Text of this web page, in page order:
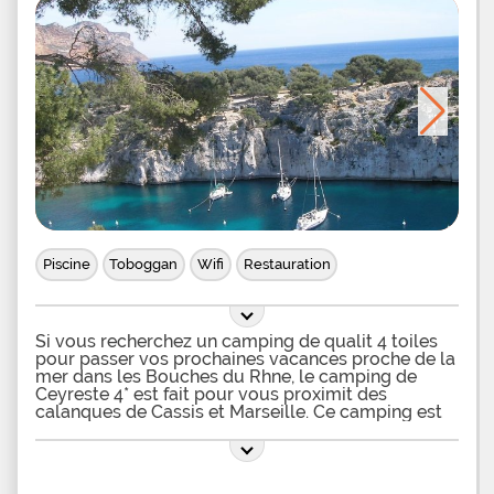
services de la commune vous attendent à
proximité immédiate. Ne manquez pas le typique
marché des mardi et dimanche matin ou le marché
nocturne quotidien estival! Bon à savoir : Arrêt de
bus à destination des belles villes provençales
avoisinantes comme Cassis ou Marseille, à
seulement 30 mètres! Au départ de ce camping
familial se trouvant à environ 30 km de la cité
phocéenne, flânez sur le vieux port parsemé de
cafés et de bars de quartier animés, visitez le jardin
Botanique du Parc Mugel ou le musée Ciotaden et
allez passer une journée en famille sur la parc
d'attraction OK Corral de
Piscine Toboggan Wifi Restauration
Si vous recherchez un camping de qualit 4 toiles
pour passer vos prochaines vacances proche de la
mer dans les Bouches du Rhne, le camping de
Ceyreste 4* est fait pour vous proximit des
calanques de Cassis et Marseille. Ce camping est
haut de gamme, il vous rserve un espace
aquatique de, toboggan multipiste et pataugeoire